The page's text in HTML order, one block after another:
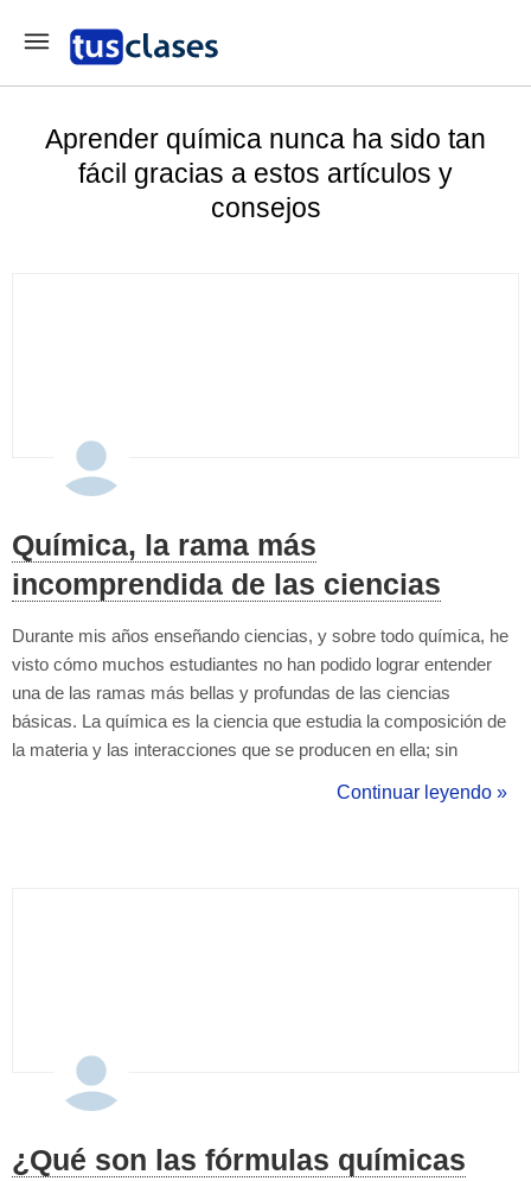
Aprender química nunca ha sido tan
fácil gracias a estos artículos y
consejos
Química, la rama más
incomprendida de las ciencias
Durante mis años enseñando ciencias, y sobre todo química, he
visto cómo muchos estudiantes no han podido lograr entender
una de las ramas más bellas y profundas de las ciencias
básicas. La química es la ciencia que estudia la composición de
la materia y las interacciones que se producen en ella; sin
prácticamente todo es química) muchas veces pierde su sentido
Continuar leyendo »
¿Qué son las fórmulas químicas